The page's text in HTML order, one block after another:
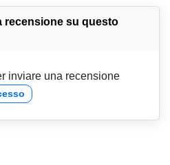
recensione su questo
inviare una recensione